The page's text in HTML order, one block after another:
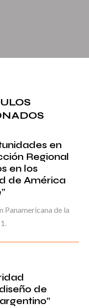
en
Regional
en los
de América
de la
de